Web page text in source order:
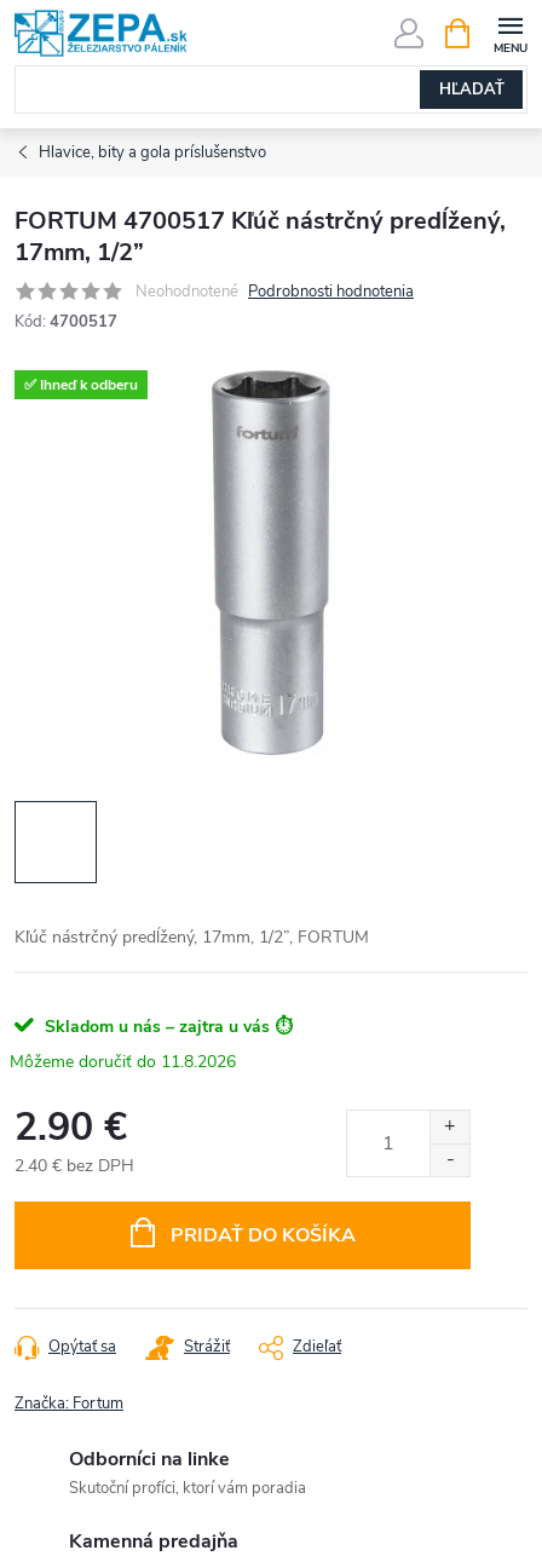
Prejsť
na
obsah
HĽADAŤ
KOŠÍK
Hlavice, bity a gola príslušenstvo
FORTUM 4700517 Kľúč nástrčný predĺžený,
17mm, 1/2”
Neohodnotené Podrobnosti hodnotenia
Kód: 4700517
✅ Ihneď k odberu
Kľúč nástrčný predĺžený, 17mm, 1/2”, FORTUM
Skladom u nás – zajtra u vás ⏱️
11.8.2026
2.90 €
2.40 € bez DPH
PRIDAŤ DO KOŠÍKA
Opýtať sa Strážiť Zdieľať
Značka: Fortum
Odborníci na linke
Skutoční profíci, ktorí vám poradia
Kamenná predajňa